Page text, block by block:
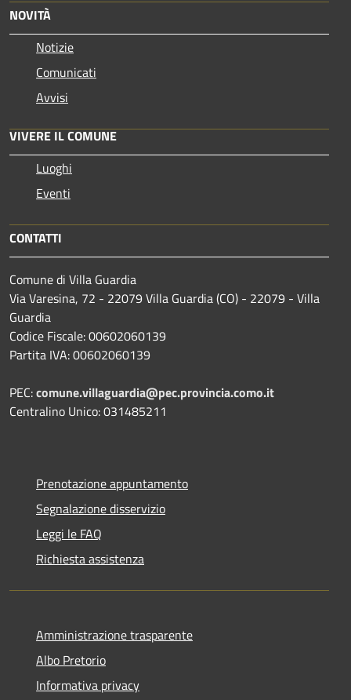
NOVITÀ
Notizie
Comunicati
Avvisi
VIVERE IL COMUNE
Luoghi
Eventi
CONTATTI
Comune di Villa Guardia
Via Varesina, 72 - 22079 Villa Guardia (CO) - 22079 - Villa
Guardia
Codice Fiscale: 00602060139
Partita IVA: 00602060139
PEC:comune.villaguardia@pec.provincia.como.it
Centralino Unico: 031485211
Prenotazione appuntamento
Segnalazione disservizio
Leggi le FAQ
Richiesta assistenza
Amministrazione trasparente
Albo Pretorio
Informativa privacy